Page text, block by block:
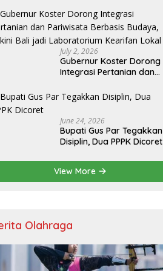
Bupati Satria Dorong
Inovasi Digital
July 2, 2026
Gubernur Koster Dorong
Integrasi Pertanian dan
Budaya, Yakini Bali jadi
Laboratorium Kearifan
Lokal
June 24, 2026
Bupati Gus Par Tegakkan
Disiplin, Dua PPPK Dicoret
View More
Olahraga